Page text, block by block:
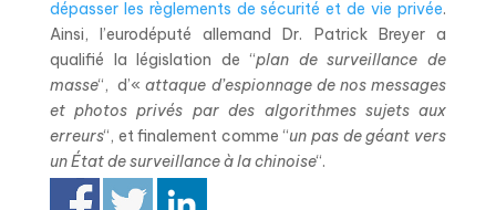
dépasser les règlements de sécurité et de vie privée.
Ainsi, l’eurodéputé allemand Dr. Patrick Breyer a
qualifié la législation de “plan de surveillance de
masse“, d’«attaque d’espionnage de nos messages
et photos privés par des algorithmes sujets aux
erreurs“, et finalement comme “un pas de géant vers
un État de surveillance à la chinoise“.